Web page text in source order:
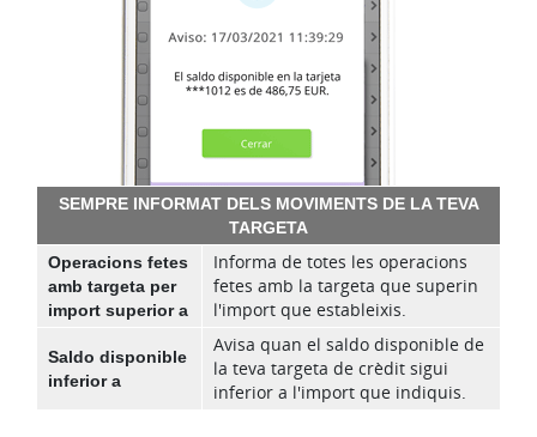
SEMPRE INFORMAT DELS MOVIMENTS DE LA TEVA
TARGETA
Operacions fetes
amb targeta per
import superior a
Informa de totes les operacions
fetes amb la targeta que superin
l'import que estableixis.
Saldo disponible
inferior a
Avisa quan el saldo disponible de
la teva targeta de crèdit sigui
inferior a l'import que indiquis.